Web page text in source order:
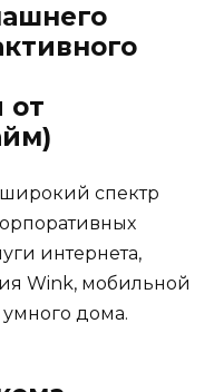
от
широкий спектр
интернета,
Wink, мобильной
дома.